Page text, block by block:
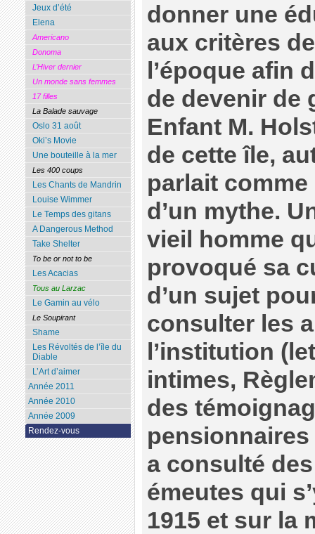
donner une
aux critères
l’époque afin
de devenir de
Enfant M.
de cette île,
parlait comme
d’un mythe.
vieil homme
provoqué sa
d’un sujet
consulter les
l’institution
intimes,
des
pensionnaires
a consulté
émeutes qui
1915 et sur la
Jeux d’été
Elena
Americano
Donoma
L’Hiver dernier
Un monde sans femmes
17 filles
La Balade sauvage
Oslo 31 août
Oki’s Movie
Une bouteille à la mer
Les 400 coups
Les Chants de Mandrin
Louise Wimmer
Le Temps des gitans
A Dangerous Method
Take Shelter
To be or not to be
Les Acacias
Tous au Larzac
Le Gamin au vélo
Le Soupirant
Shame
Les Révoltés de l’île du
Diable
L’Art d’aimer
Année 2011
Année 2010
Année 2009
Rendez-vous